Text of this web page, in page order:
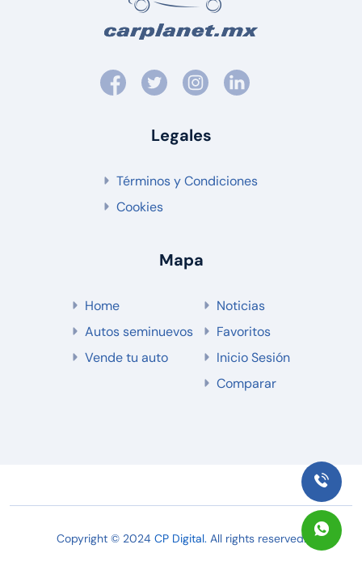
Legales
Términos y Condiciones
Cookies
Mapa
Home
Autos seminuevos
Vende tu auto
Noticias
Favoritos
Inicio Sesión
Comparar
Copyright © 2024 CP Digital. All rights reserved.